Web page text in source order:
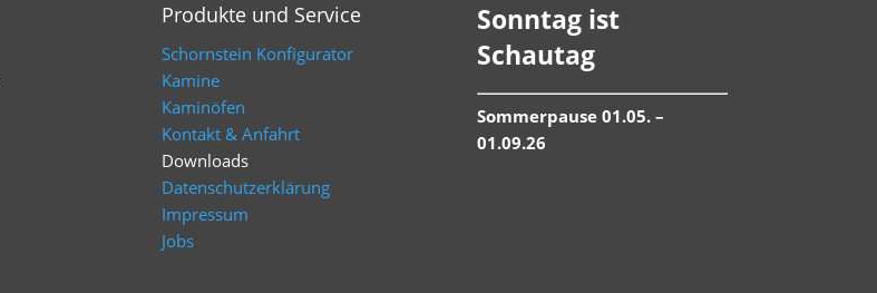
Produkte und Service
Schornstein Konfigurator
Kamine
Kaminöfen
Kontakt & Anfahrt
Downloads
Datenschutzerklärung
Impressum
Jobs
Sonntag ist
Schautag
Sommerpause 01.05. –
01.09.26